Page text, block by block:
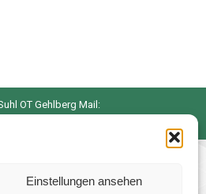
Einstellungen ansehen
OT Gehlberg Mail: